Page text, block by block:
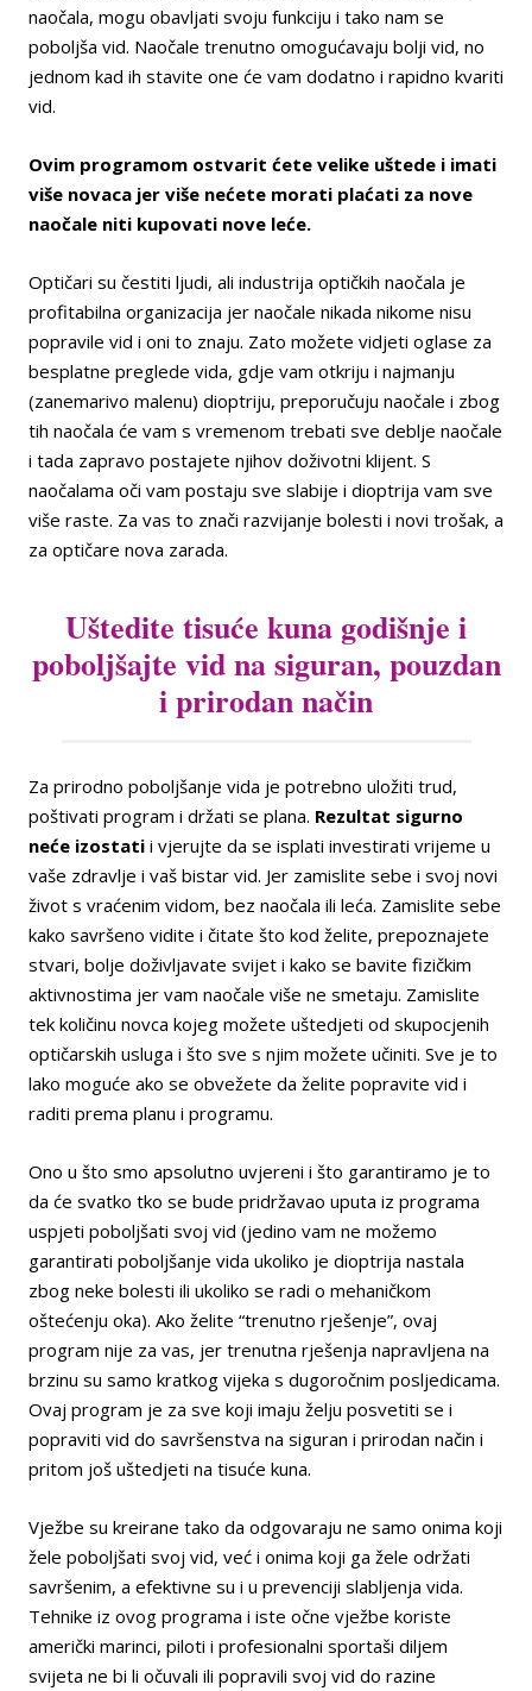
naočala, mogu obavljati svoju funkciju i tako nam se
poboljša vid. Naočale trenutno omogućavaju bolji vid, no
jednom kad ih stavite one će vam dodatno i rapidno kvariti
vid.
Ovim programom ostvarit ćete velike uštede i imati
više novaca jer više nećete morati plaćati za nove
naočale niti kupovati nove leće.
Optičari su čestiti ljudi, ali industrija optičkih naočala je
profitabilna organizacija jer naočale nikada nikome nisu
popravile vid i oni to znaju. Zato možete vidjeti oglase za
besplatne preglede vida, gdje vam otkriju i najmanju
(zanemarivo malenu) dioptriju, preporučuju naočale i zbog
tih naočala će vam s vremenom trebati sve deblje naočale
i tada zapravo postajete njihov doživotni klijent. S
naočalama oči vam postaju sve slabije i dioptrija vam sve
više raste. Za vas to znači razvijanje bolesti i novi trošak, a
za optičare nova zarada.
Uštedite tisuće kuna godišnje i
poboljšajte vid na siguran, pouzdan
i prirodan način
Za prirodno poboljšanje vida je potrebno uložiti trud,
poštivati program i držati se plana. Rezultat sigurno
neće izostati i vjerujte da se isplati investirati vrijeme u
vaše zdravlje i vaš bistar vid. Jer zamislite sebe i svoj novi
život s vraćenim vidom, bez naočala ili leća. Zamislite sebe
kako savršeno vidite i čitate što kod želite, prepoznajete
stvari, bolje doživljavate svijet i kako se bavite fizičkim
aktivnostima jer vam naočale više ne smetaju. Zamislite
tek količinu novca kojeg možete uštedjeti od skupocjenih
optičarskih usluga i što sve s njim možete učiniti. Sve je to
lako moguće ako se obvežete da želite popravite vid i
raditi prema planu i programu.
Ono u što smo apsolutno uvjereni i što garantiramo je to
da će svatko tko se bude pridržavao uputa iz programa
uspjeti poboljšati svoj vid (jedino vam ne možemo
garantirati poboljšanje vida ukoliko je dioptrija nastala
zbog neke bolesti ili ukoliko se radi o mehaničkom
oštećenju oka). Ako želite “trenutno rješenje”, ovaj
program nije za vas, jer trenutna rješenja napravljena na
brzinu su samo kratkog vijeka s dugoročnim posljedicama.
Ovaj program je za sve koji imaju želju posvetiti se i
popraviti vid do savršenstva na siguran i prirodan način i
pritom još uštedjeti na tisuće kuna.
Vježbe su kreirane tako da odgovaraju ne samo onima koji
žele poboljšati svoj vid, već i onima koji ga žele održati
savršenim, a efektivne su i u prevenciji slabljenja vida.
Tehnike iz ovog programa i iste očne vježbe koriste
američki marinci, piloti i profesionalni sportaši diljem
svijeta ne bi li očuvali ili popravili svoj vid do razine